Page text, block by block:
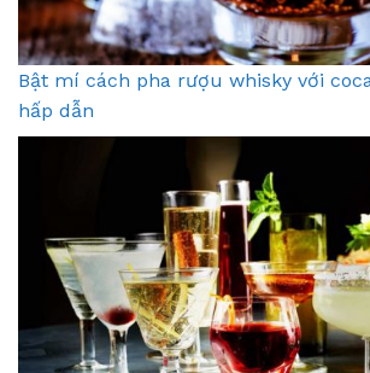
Bật mí cách pha rượu whisky với
hấp dẫn